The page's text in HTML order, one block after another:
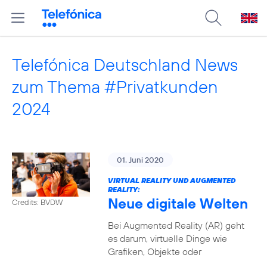
Telefónica Deutschland News
zum Thema #Privatkunden
2024
Credits: BVDW
01. Juni 2020
VIRTUAL REALITY UND AUGMENTED
REALITY:
Neue digitale Welten
Bei Augmented Reality (AR) geht
es darum, virtuelle Dinge wie
Grafiken, Objekte oder